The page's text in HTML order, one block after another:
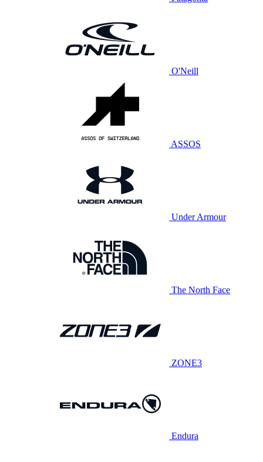
O'Neill
ASSOS
Under Armour
The North Face
ZONE3
Endura